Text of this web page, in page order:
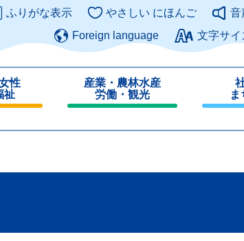
このページの本文へ
ふりがな表示 やさしい にほんご
音
Foreign language
文字サイ
性
祉
産業・農林水産
労働・観光
じ
ま
じ